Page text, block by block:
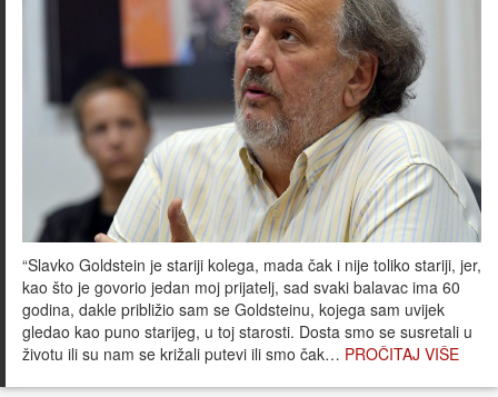
“Slavko Goldstein je stariji kolega, mada čak i nije toliko stariji, jer,
kao što je govorio jedan moj prijatelj, sad svaki balavac ima 60
godina, dakle približio sam se Goldsteinu, kojega sam uvijek
gledao kao puno starijeg, u toj starosti. Dosta smo se susretali u
životu ili su nam se križali putevi ili smo čak… PROČITAJ VIŠE